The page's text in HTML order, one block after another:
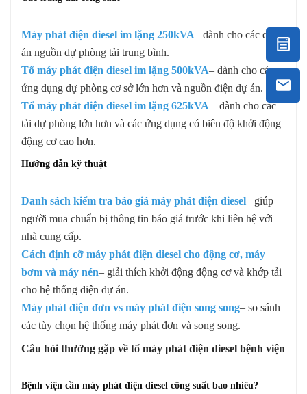
Máy phát điện diesel im lặng 250kVA– dành cho các dự
án nguồn dự phòng tải trung bình.
Tổ máy phát điện diesel im lặng 500kVA– dành cho các
ứng dụng dự phòng cơ sở lớn hơn và nguồn điện dự án.
Tổ máy phát điện diesel im lặng 625kVA – dành cho các
tải dự phòng lớn hơn và các ứng dụng có biên độ khởi động
động cơ cao hơn.
Hướng dẫn kỹ thuật
Danh sách kiểm tra báo giá máy phát điện diesel– giúp
người mua chuẩn bị thông tin báo giá trước khi liên hệ với
nhà cung cấp.
Cách định cỡ máy phát điện diesel cho động cơ, máy
bơm và máy nén– giải thích khởi động động cơ và khớp tải
cho hệ thống điện dự án.
Máy phát điện đơn vs máy phát điện song song– so sánh
các tùy chọn hệ thống máy phát đơn và song song.
Câu hỏi thường gặp về tổ máy phát điện diesel bệnh viện
Bệnh viện cần máy phát điện diesel công suất bao nhiêu?